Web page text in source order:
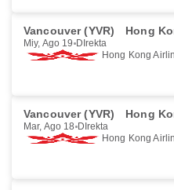
Vancouver (YVR) Hong
Miy, Ago 19 DIrekta
Hong Kong
Vancouver (YVR) Hong
Mar, Ago 18 DIrekta
Hong Kong